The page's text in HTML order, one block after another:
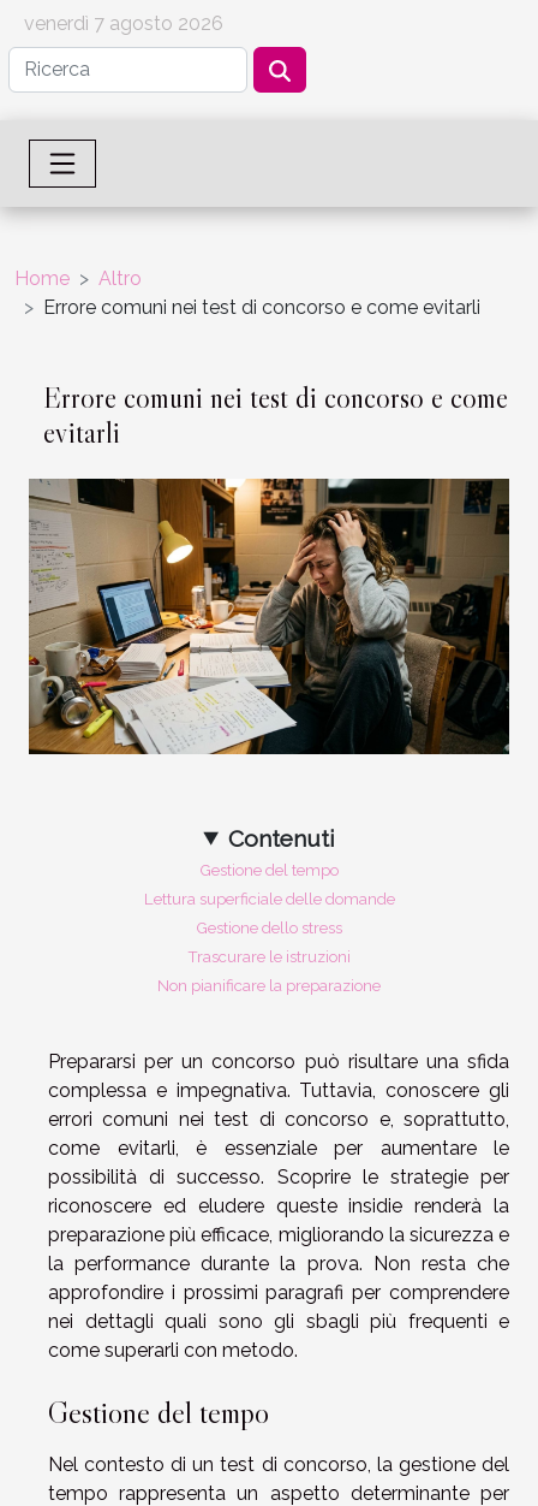
venerdì 7 agosto 2026
Home
Altro
Errore comuni nei test di concorso e come evitarli
Errore comuni nei test di concorso e come
evitarli
Contenuti
Gestione del tempo
Lettura superficiale delle domande
Gestione dello stress
Trascurare le istruzioni
Non pianificare la preparazione
Prepararsi per un concorso può risultare una sfida
complessa e impegnativa. Tuttavia, conoscere gli
errori comuni nei test di concorso e, soprattutto,
come evitarli, è essenziale per aumentare le
possibilità di successo. Scoprire le strategie per
riconoscere ed eludere queste insidie renderà la
preparazione più efficace, migliorando la sicurezza e
la performance durante la prova. Non resta che
approfondire i prossimi paragrafi per comprendere
nei dettagli quali sono gli sbagli più frequenti e
come superarli con metodo.
Gestione del tempo
Nel contesto di un test di concorso, la gestione del
tempo rappresenta un aspetto determinante per